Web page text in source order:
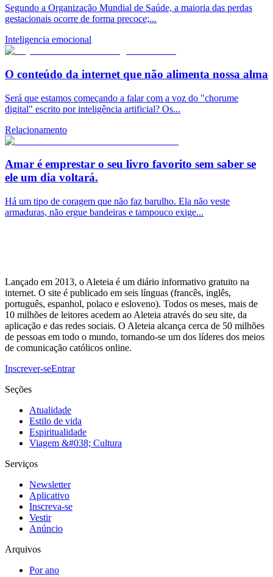
Segundo a Organização Mundial de Saúde, a maioria das perdas
gestacionais ocorre de forma precoce;...
Inteligencia emocional
O conteúdo da internet que não alimenta nossa alma
Será que estamos começando a falar com a voz do "chorume
digital" escrito por inteligência artificial? Os...
Relacionamento
Amar é emprestar o seu livro favorito sem saber se
ele um dia voltará.
Há um tipo de coragem que não faz barulho. Ela não veste
armaduras, não ergue bandeiras e tampouco exige...
Lançado em 2013, o Aleteia é um diário informativo gratuito na
internet. O site é publicado em seis línguas (francês, inglês,
português, espanhol, polaco e esloveno). Todos os meses, mais de
10 milhões de leitores acedem ao Aleteia através do seu site, da
aplicação e das redes sociais. O Aleteia alcança cerca de 50 milhões
de pessoas em todo o mundo, tornando-se um dos líderes dos meios
de comunicação católicos online.
Inscrever-seEntrar
Seções
Atualidade
Estilo de vida
Espiritualidade
Viagem &#038; Cultura
Serviços
Newsletter
Aplicativo
Inscreva-se
Vestir
Anúncio
Arquivos
Por ano